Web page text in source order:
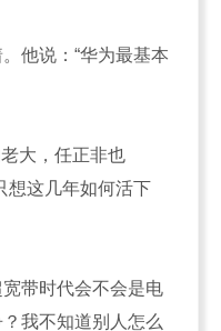
他说：“华为最基本
大，任正非也
想这几年如何活下
带时代会不会是电
我不知道别人怎么